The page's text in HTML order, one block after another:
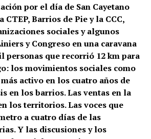
por el día de San Cayetano
CTEP, Barrios de Pie y la CCC,
sociales y algunos
y Congreso en una caravana
personas que recorrió 12 km para
los movimientos sociales como
activo en los cuatro años de
en los barrios. Las ventas en la
los territorios. Las voces que
a cuatro días de las
Y las discusiones y los